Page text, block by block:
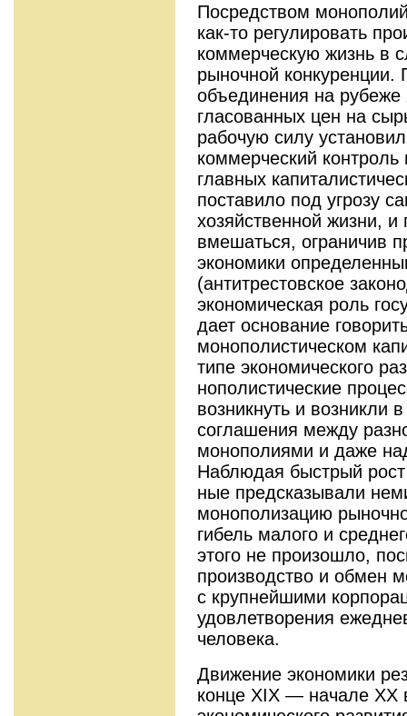
Посредством
как-то ре­гулировать
коммерческую жизнь в
рыночной конкуренции.
объединения на
гласованных цен на
рабочую силу
коммерческий
главных
поставило под угрозу
хозяйствен­ной жизни,
вмешаться, ограни­чив
экономики
(антитрестовское
эко­номическая роль
дает основание
монополистическом
типе экономического
нополистические
возник­нуть и возникли
соглашения между
монополиями и даже
Наблюдая быстрый
ные предсказывали
монополизацию
гибель малого и
этого не произошло,
производство и обмен
с крупней­шими
удовлетворения
человека.
Движение экономики
конце XIX — начале XX